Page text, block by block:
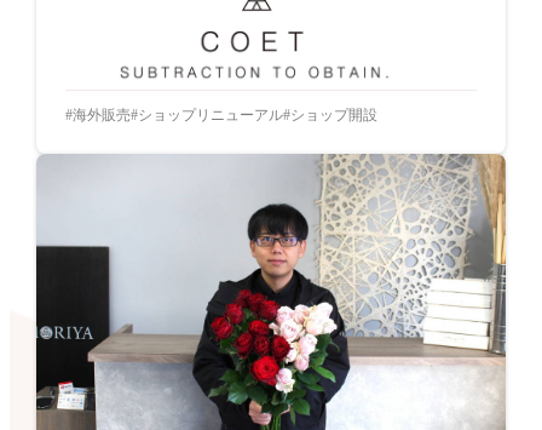
海外販売 ショップリニューアル ショップ開設